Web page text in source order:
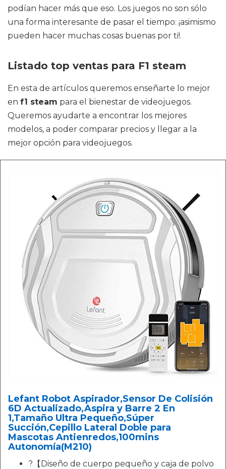
podían hacer más que eso. Los juegos no son sólo
una forma interesante de pasar el tiempo: ¡asimismo
pueden hacer muchas cosas buenas por ti!.
Listado top ventas para F1 steam
En esta de artículos queremos enseñarte lo mejor
en f1 steam para el bienestar de videojuegos.
Queremos ayudarte a encontrar los mejores
modelos, a poder comparar precios y llegar a la
mejor opción para videojuegos.
Lefant Robot Aspirador,Sensor De Colisión
6D Actualizado,Aspira y Barre 2 En
1,Tamaño Ultra Pequeño,Súper
Succión,Cepillo Lateral Doble para
Mascotas Antienredos,100mins
Autonomía(M210)
?【Diseño de cuerpo pequeño y caja de polvo